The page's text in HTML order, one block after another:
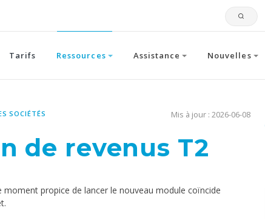
Tarifs Ressources Assistance Nouvelles
SOCIÉTÉS Mis à jour : 2026-06-08
de revenus T2
propice de lancer le nouveau module coïncide